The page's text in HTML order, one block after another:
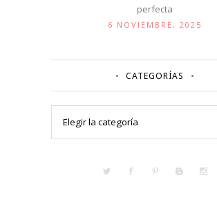
perfecta
6 NOVIEMBRE, 2025
CATEGORÍAS